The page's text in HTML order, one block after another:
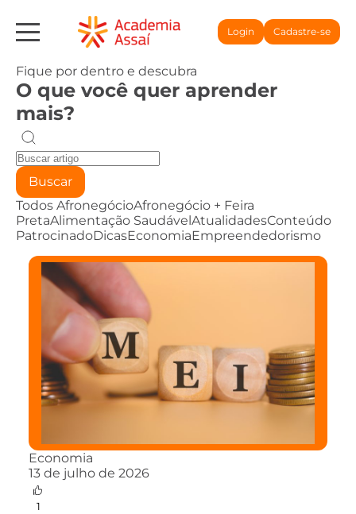
Login Cadastre-se
Fique por dentro e descubra
O que você quer aprender
mais?
Buscar
Todos AfronegócioAfronegócio + Feira
PretaAlimentação SaudávelAtualidadesConteúdo
PatrocinadoDicasEconomiaEmpreendedorismo
Economia
13 de julho de 2026
1